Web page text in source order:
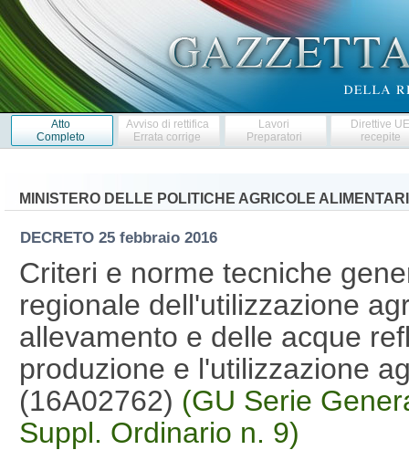
Atto
Completo
Avviso di rettifica
Errata corrige
Lavori
Preparatori
Direttive
recepite
MINISTERO DELLE POLITICHE AGRICOLE
DECRETO 25 febbraio 2016
Criteri e norme tecniche
regionale dell'utilizzazione
allevamento e delle acque
produzione e l'utilizzazione
(16A02762) (GU Serie
Suppl. Ordinario n. 9)